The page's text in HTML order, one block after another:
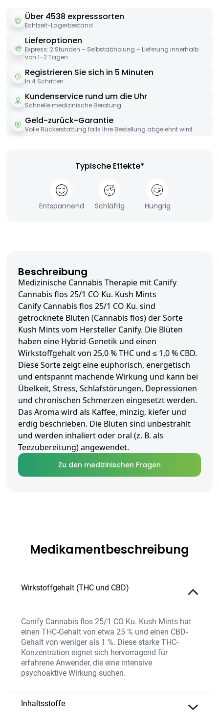
Über 4538 expresssorten
Echtzeit-Lagerbestand
Lieferoptionen
Express: 2 Stunden – Selbstabholung – Lieferung innerhalb
von 1–2 Tagen
Registrieren Sie sich in 5 Minuten
In 4 Schritten
Kundenservice rund um die Uhr
Schnelle medizinische Beratung
Geld-zurück-Garantie
Volle Rückerstattung falls Ihre Bestellung abgelehnt wird
Typische Effekte*
Entspannend Schläfrig Hungrig
Beschreibung
Medizinische Cannabis Therapie mit Canify
Cannabis flos 25/1 CO Ku. Kush Mints
Canify Cannabis flos 25/1 CO Ku. sind
getrocknete Blüten (Cannabis flos) der Sorte
Kush Mints vom Hersteller Canify. Die Blüten
haben eine Hybrid-Genetik und einen
Wirkstoffgehalt von 25,0 % THC und ≤ 1,0 % CBD.
Diese Sorte zeigt eine euphorisch, energetisch
und entspannt machende Wirkung und kann bei
Übelkeit, Stress, Schlafstörungen, Depressionen
und chronischen Schmerzen eingesetzt werden.
Das Aroma wird als Kaffee, minzig, kiefer und
erdig beschrieben. Die Blüten sind unbestrahlt
und werden inhaliert oder oral (z. B. als
Teezubereitung) angewendet.
Zu den medizinischen Fragen
Medikamentbeschreibung
Wirkstoffgehalt (THC und CBD)
Canify Cannabis flos 25/1 CO Ku. Kush Mints hat
einen THC-Gehalt von etwa 25 % und einen CBD-
Gehalt von weniger als 1 %. Diese starke THC-
Konzentration eignet sich hervorragend für
erfahrene Anwender, die eine intensive
psychoaktive Wirkung suchen.
Inhaltsstoffe